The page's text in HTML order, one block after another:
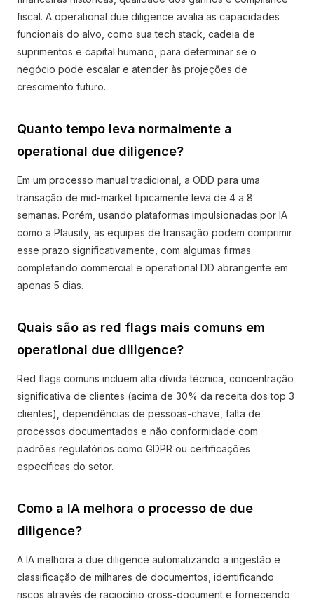
fiscal. A operational due diligence avalia as capacidades
funcionais do alvo, como sua tech stack, cadeia de
suprimentos e capital humano, para determinar se o
negócio pode escalar e atender às projeções de
crescimento futuro.
Quanto tempo leva normalmente a
operational due diligence?
Em um processo manual tradicional, a ODD para uma
transação de mid-market tipicamente leva de 4 a 8
semanas. Porém, usando plataformas impulsionadas por IA
como a Plausity, as equipes de transação podem comprimir
esse prazo significativamente, com algumas firmas
completando commercial e operational DD abrangente em
apenas 5 dias.
Quais são as red flags mais comuns em
operational due diligence?
Red flags comuns incluem alta dívida técnica, concentração
significativa de clientes (acima de 30% da receita dos top 3
clientes), dependências de pessoas-chave, falta de
processos documentados e não conformidade com
padrões regulatórios como GDPR ou certificações
específicas do setor.
Como a IA melhora o processo de due
diligence?
A IA melhora a due diligence automatizando a ingestão e
classificação de milhares de documentos, identificando
riscos através de raciocínio cross-document e fornecendo